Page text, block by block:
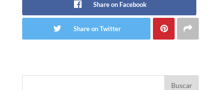
Share on Facebook
Share on Twitter
Buscar